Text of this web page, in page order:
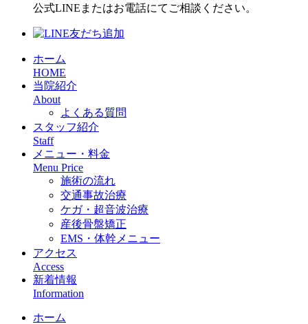
公式LINEまたはお電話にてご相談ください。
ホーム
HOME
当院紹介
About
よくある質問
スタッフ紹介
Staff
メニュー・料金
Menu Price
施術の流れ
交通事故治療
ケガ・超音波治療
産後骨盤矯正
EMS・体幹メニュー
アクセス
Access
新着情報
Information
ホーム